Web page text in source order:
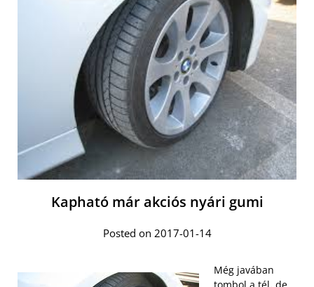
Kapható már akciós nyári gumi
Posted on 2017-01-14
Még javában